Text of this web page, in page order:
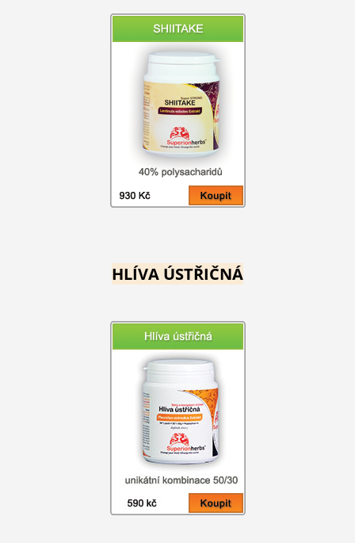
HLÍVA ÚSTŘIČNÁ